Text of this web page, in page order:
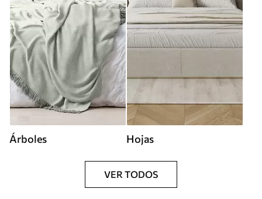
Árboles Hojas
VER TODOS